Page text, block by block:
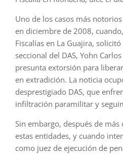
Uno de los casos más
en diciembre de 2008,
Fiscalías en La Guajira,
seccional del DAS, Yohn
presunta extorsión para
en extradición. La noticia
desprestigiado DAS, que
infiltración paramilitar y
Sin embargo, después de más
estas entidades, y cuando
como juez de ejecución de